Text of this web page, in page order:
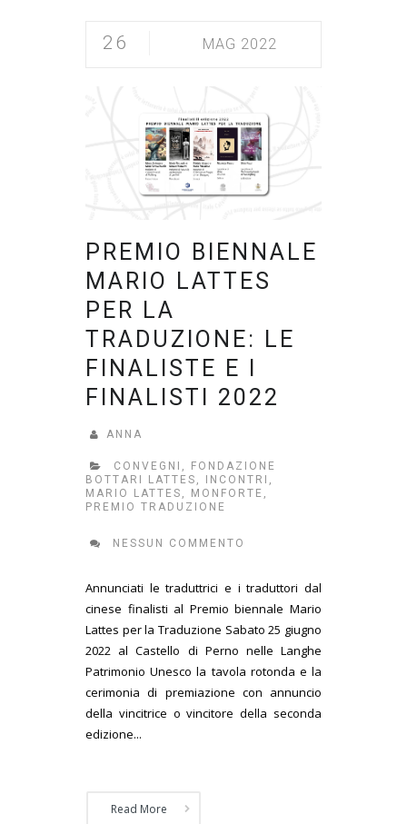
26 MAG 2022
PREMIO BIENNALE
MARIO LATTES
PER LA
TRADUZIONE: LE
FINALISTE E I
FINALISTI 2022
ANNA
CONVEGNI ,
FONDAZIONE
BOTTARI LATTES , INCONTRI ,
MARIO LATTES , MONFORTE ,
PREMIO TRADUZIONE
NESSUN COMMENTO
Annunciati le traduttrici e i traduttori dal
cinese finalisti al Premio biennale Mario
Lattes per la Traduzione Sabato 25 giugno
2022 al Castello di Perno nelle Langhe
Patrimonio Unesco la tavola rotonda e la
cerimonia di premiazione con annuncio
della vincitrice o vincitore della seconda
edizione...
Read More